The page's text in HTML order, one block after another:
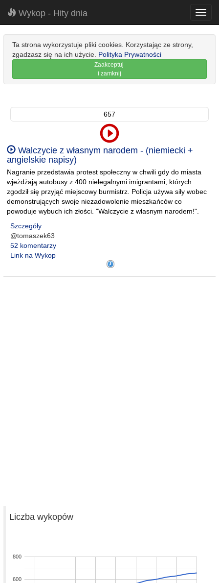
Wykop - Hity dnia
Ta strona wykorzystuje pliki cookies. Korzystając ze strony,
zgadzasz się na ich użycie. Polityka Prywatności
Zaakceptuj
i zamknij
657
Walczycie z własnym narodem - (niemiecki +
angielskie napisy)
Nagranie przedstawia protest społeczny w chwili gdy do miasta
wjeżdżają autobusy z 400 nielegalnymi imigrantami, których
zgodził się przyjąć miejscowy burmistrz. Policja używa siły wobec
demonstrujących swoje niezadowolenie mieszkańców co
powoduje wybuch ich złości. "Walczycie z własnym narodem!".
Szczegóły
@tomaszek63
52 komentarzy
Link na Wykop
Liczba wykopów
600
800